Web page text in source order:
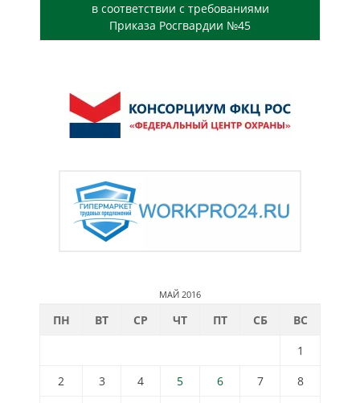
в соответствии с требованиями
Приказа Росгвардии №45
МАЙ 2016
ПН ВТ СР ЧТ ПТ СБ
ВС
1
2
3 4 5 6 7
8